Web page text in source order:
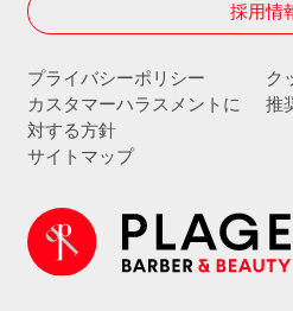
採用情
プライバシーポリシー
ク
カスタマーハラスメントに
対する方針
推
サイトマップ